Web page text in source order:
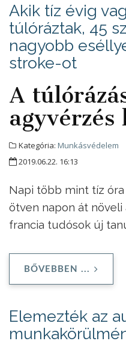
Akik tíz évig
túlóráztak, 45
nagyobb
stroke-ot
A
agyvérzés
Kategória: Munkásvédelem
2019.06.22. 16:13
Napi több mint tíz
ötven napon át növeli
francia tudósok új
BŐVEBBEN ...
Elemezték az